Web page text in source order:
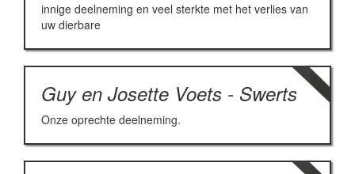
innige deelneming en veel sterkte met het verlies van
uw dierbare
Guy en Josette Voets - Swerts
Onze oprechte deelneming.